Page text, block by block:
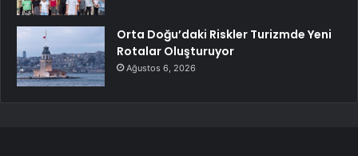
Orta Doğu’daki Riskler Turizmde Yeni
Rotalar Oluşturuyor
Ağustos 6, 2026